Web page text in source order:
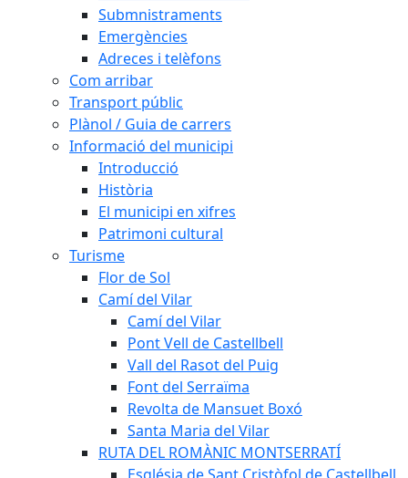
Submnistraments
Emergències
Adreces i telèfons
Com arribar
Transport públic
Plànol / Guia de carrers
Informació del municipi
Introducció
Història
El municipi en xifres
Patrimoni cultural
Turisme
Flor de Sol
Camí del Vilar
Camí del Vilar
Pont Vell de Castellbell
Vall del Rasot del Puig
Font del Serraïma
Revolta de Mansuet Boxó
Santa Maria del Vilar
RUTA DEL ROMÀNIC MONTSERRATÍ